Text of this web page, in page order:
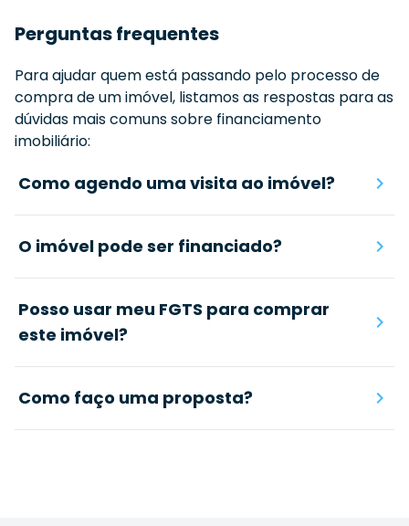
Perguntas frequentes
Para ajudar quem está passando pelo processo de
compra de um imóvel, listamos as respostas para as
dúvidas mais comuns sobre financiamento
imobiliário:
Como agendo uma visita ao imóvel?
O imóvel pode ser financiado?
Posso usar meu FGTS para comprar
este imóvel?
Como faço uma proposta?